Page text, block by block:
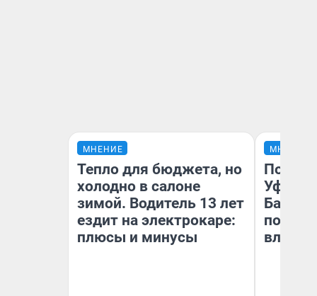
МНЕНИЕ
Тепло для бюджета, но
холодно в салоне
зимой. Водитель 13 лет
ездит на электрокаре:
плюсы и минусы
МНЕНИЕ
Уфы: